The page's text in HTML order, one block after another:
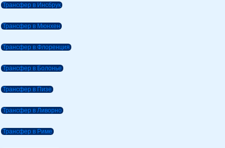
Трансфер в Инсбрук
Трансфер в Мюнхен
Трансфер в Флоренция
Трансфер в Болонье
Трансфер в Пизе
Трансфер в Ливорно
Трансфер в Риме